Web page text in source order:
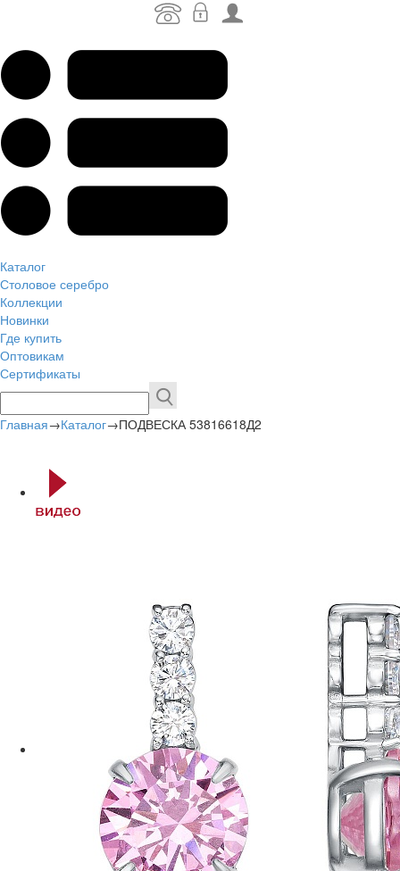
Каталог
Столовое серебро
Коллекции
Новинки
Где купить
Оптовикам
Сертификаты
Главная→Каталог→ПОДВЕСКА 53816618Д2